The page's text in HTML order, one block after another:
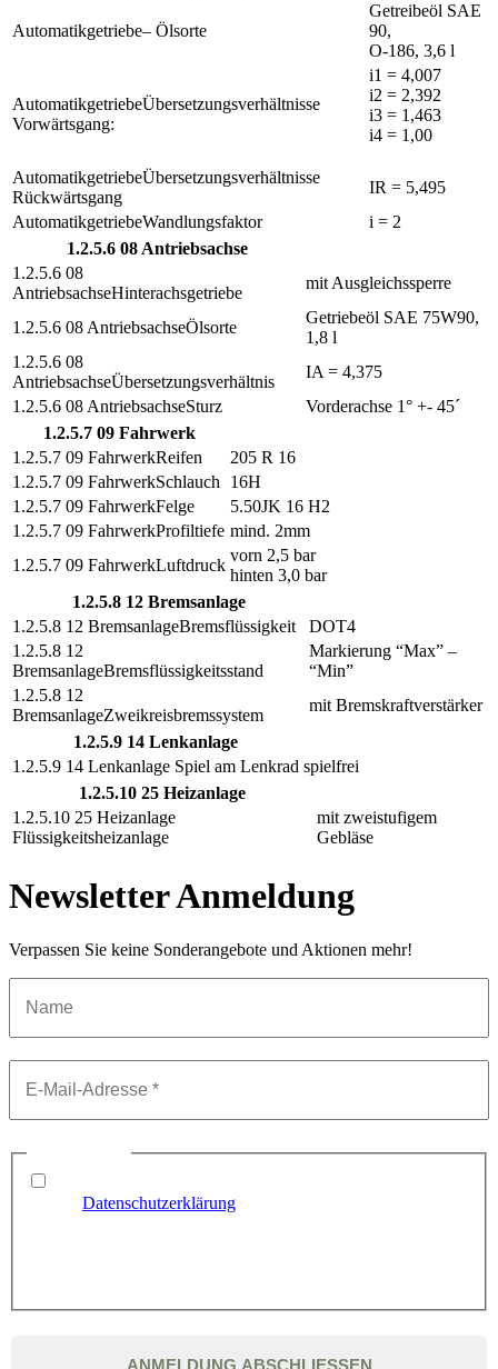
– Ölsorte
Getreibeöl SAE
90,
O-186, 3,6 l
Übersetzungsverhältnisse
Vorwärtsgang:
i1 = 4,007
i2 = 2,392
i3 = 1,463
i4 = 1,00
Übersetzungsverhältnisse
Rückwärtsgang
IR = 5,495
Wandlungsfaktor
i = 2
1.2.5.6 08 Antriebsachse
Hinterachsgetriebe
mit Ausgleichssperre
Ölsorte
Getriebeöl SAE 75W90,
1,8 l
Übersetzungsverhältnis
IA = 4,375
Sturz
Vorderachse 1° +- 45´
1.2.5.7 09 Fahrwerk
Reifen
205 R 16
Schlauch
16H
Felge
5.50JK 16 H2
Profiltiefe mind. 2mm
Luftdruck
vorn 2,5 bar
hinten 3,0 bar
1.2.5.8 12 Bremsanlage
Bremsflüssigkeit
DOT4
Bremsflüssigkeitsstand
Markierung “Max” –
“Min”
Zweikreisbremssystem
mit Bremskraftverstärker
1.2.5.9 14 Lenkanlage
Spiel am Lenkrad spielfrei
1.2.5.10 25 Heizanlage
Flüssigkeitsheizanlage
mit zweistufigem
Gebläse
Newsletter Anmeldung
Verpassen Sie keine Sonderangebote und Aktionen mehr!
Datenschutzerklärung